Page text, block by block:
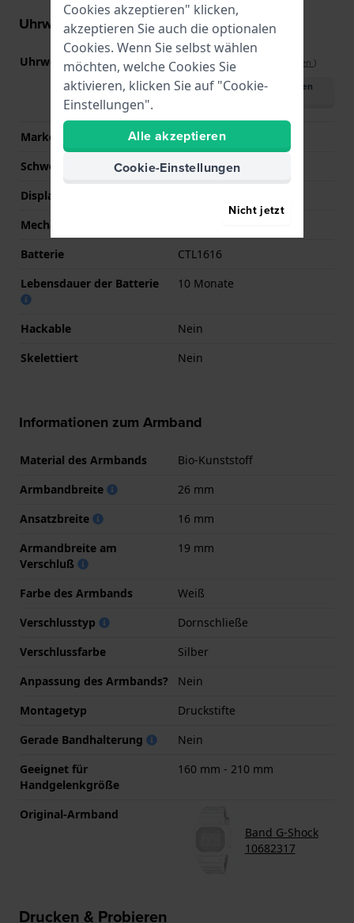
Uhrwerk Informationen
Uhrwerks-Nummer 3495(Spezifikationen ansehen )
Handbuch herunterladen
Marke des Uhrwerks
Casio
Schweizer Uhrwerk
Nein
Displaytyp
Mechanismus
Batterie
CTL1616
Lebensdauer der Batterie
10 Monate
Hackable
Nein
Skelettiert
Nein
Informationen zum Armband
Material des Armbands
Bio-Kunststoff
Armbandbreite
26 mm
Ansatzbreite
16 mm
Armandbreite am
Verschluß
19 mm
Farbe des Armbands
Weiß
Verschlusstyp
Dornschließe
Verschlussfarbe
Silber
Anpassung des Armbands?
Nein
Montagetyp
Druckstifte
Gerade Bandhalterung
Nein
Geeignet für
Handgelenkgröße
160 mm - 210 mm
Original-Armband
Band G-Shock
10682317
Drucken & Probieren
Cookies akzeptieren" klicken,
akzeptieren Sie auch die optionalen
Cookies. Wenn Sie selbst wählen
möchten, welche Cookies Sie
aktivieren, klicken Sie auf "Cookie-
Einstellungen".
Alle akzeptieren
Cookie-Einstellungen
Nicht jetzt